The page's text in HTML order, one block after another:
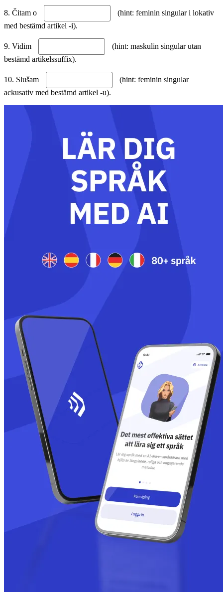
8. Čitam o
(hint: feminin singular i lokativ
med bestämd artikel -i).
9. Vidim
(hint: maskulin singular utan
bestämd artikelssuffix).
10. Slušam
(hint: feminin singular
ackusativ med bestämd artikel -u).